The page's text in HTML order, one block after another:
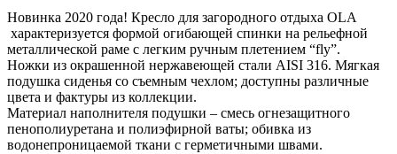
Новинка 2020 года! Кресло для загородного отдыха OLA
характеризуется формой огибающей спинки на рельефной
металлической раме с легким ручным плетением “fly”.
Ножки из окрашенной нержавеющей стали AISI 316. Мягкая
подушка сиденья со съемным чехлом; доступны различные
цвета и фактуры из коллекции.
Материал наполнителя подушки – смесь огнезащитного
пенополиуретана и полиэфирной ваты; обивка из
водонепроницаемой ткани с герметичными швами.